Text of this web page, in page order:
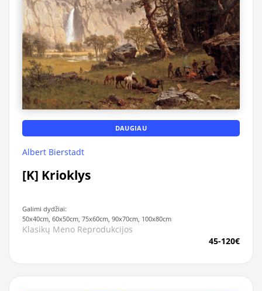
DAUGIAU
Albert Bierstadt
[K] Krioklys
Galimi dydžiai:
50x40cm, 60x50cm, 75x60cm, 90x70cm, 100x80cm
Klasikų Meno Reprodukcijos
45-120€